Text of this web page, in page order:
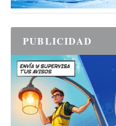
PUBLICIDAD